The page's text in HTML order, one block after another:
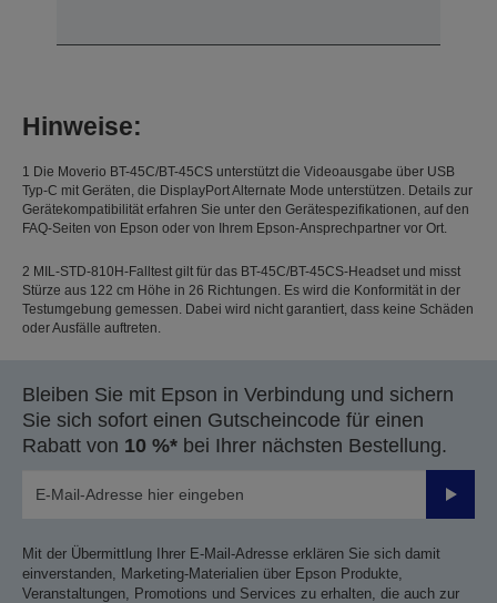
Hinweise:
1 Die Moverio BT-45C/BT-45CS unterstützt die Videoausgabe über USB
Typ-C mit Geräten, die DisplayPort Alternate Mode unterstützen. Details zur
Gerätekompatibilität erfahren Sie unter den Gerätespezifikationen, auf den
FAQ-Seiten von Epson oder von Ihrem Epson-Ansprechpartner vor Ort.
2 MIL-STD-810H-Falltest gilt für das BT-45C/BT-45CS-Headset und misst
Stürze aus 122 cm Höhe in 26 Richtungen. Es wird die Konformität in der
Testumgebung gemessen. Dabei wird nicht garantiert, dass keine Schäden
oder Ausfälle auftreten.
Bleiben Sie mit Epson in Verbindung und sichern
Sie sich sofort einen Gutscheincode für einen
Rabatt von 10 %* bei Ihrer nächsten Bestellung.
Mit der Übermittlung Ihrer E-Mail-Adresse erklären Sie sich damit
einverstanden, Marketing-Materialien über Epson Produkte,
Veranstaltungen, Promotions und Services zu erhalten, die auch zur